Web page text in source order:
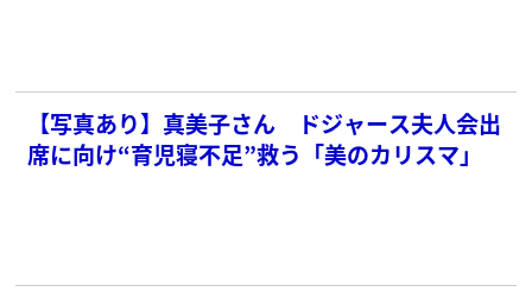
【写真あり】真美子さん ドジャース夫人会出
席に向け“育児寝不足”救う「美のカリスマ」